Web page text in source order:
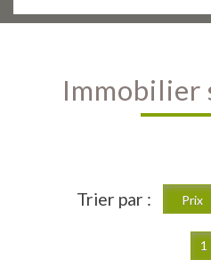
Immobilier
Trier par : Prix
1